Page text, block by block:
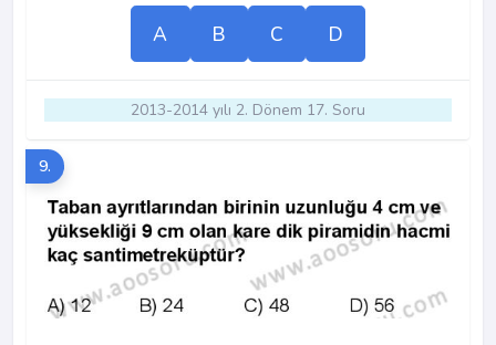
A B C D
2013-2014 yılı 2. Dönem 17. Soru
9.